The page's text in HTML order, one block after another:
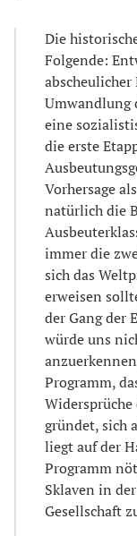
Die
Folgende:
abscheulicher
Umwandlung
eine
die erste
Vorhersage
natürlich die
immer die
sich das
erweisen
der Gang der
würde uns
Programm,
gründet, sich
liegt auf der
Programm
Sklaven in
Gesellschaft